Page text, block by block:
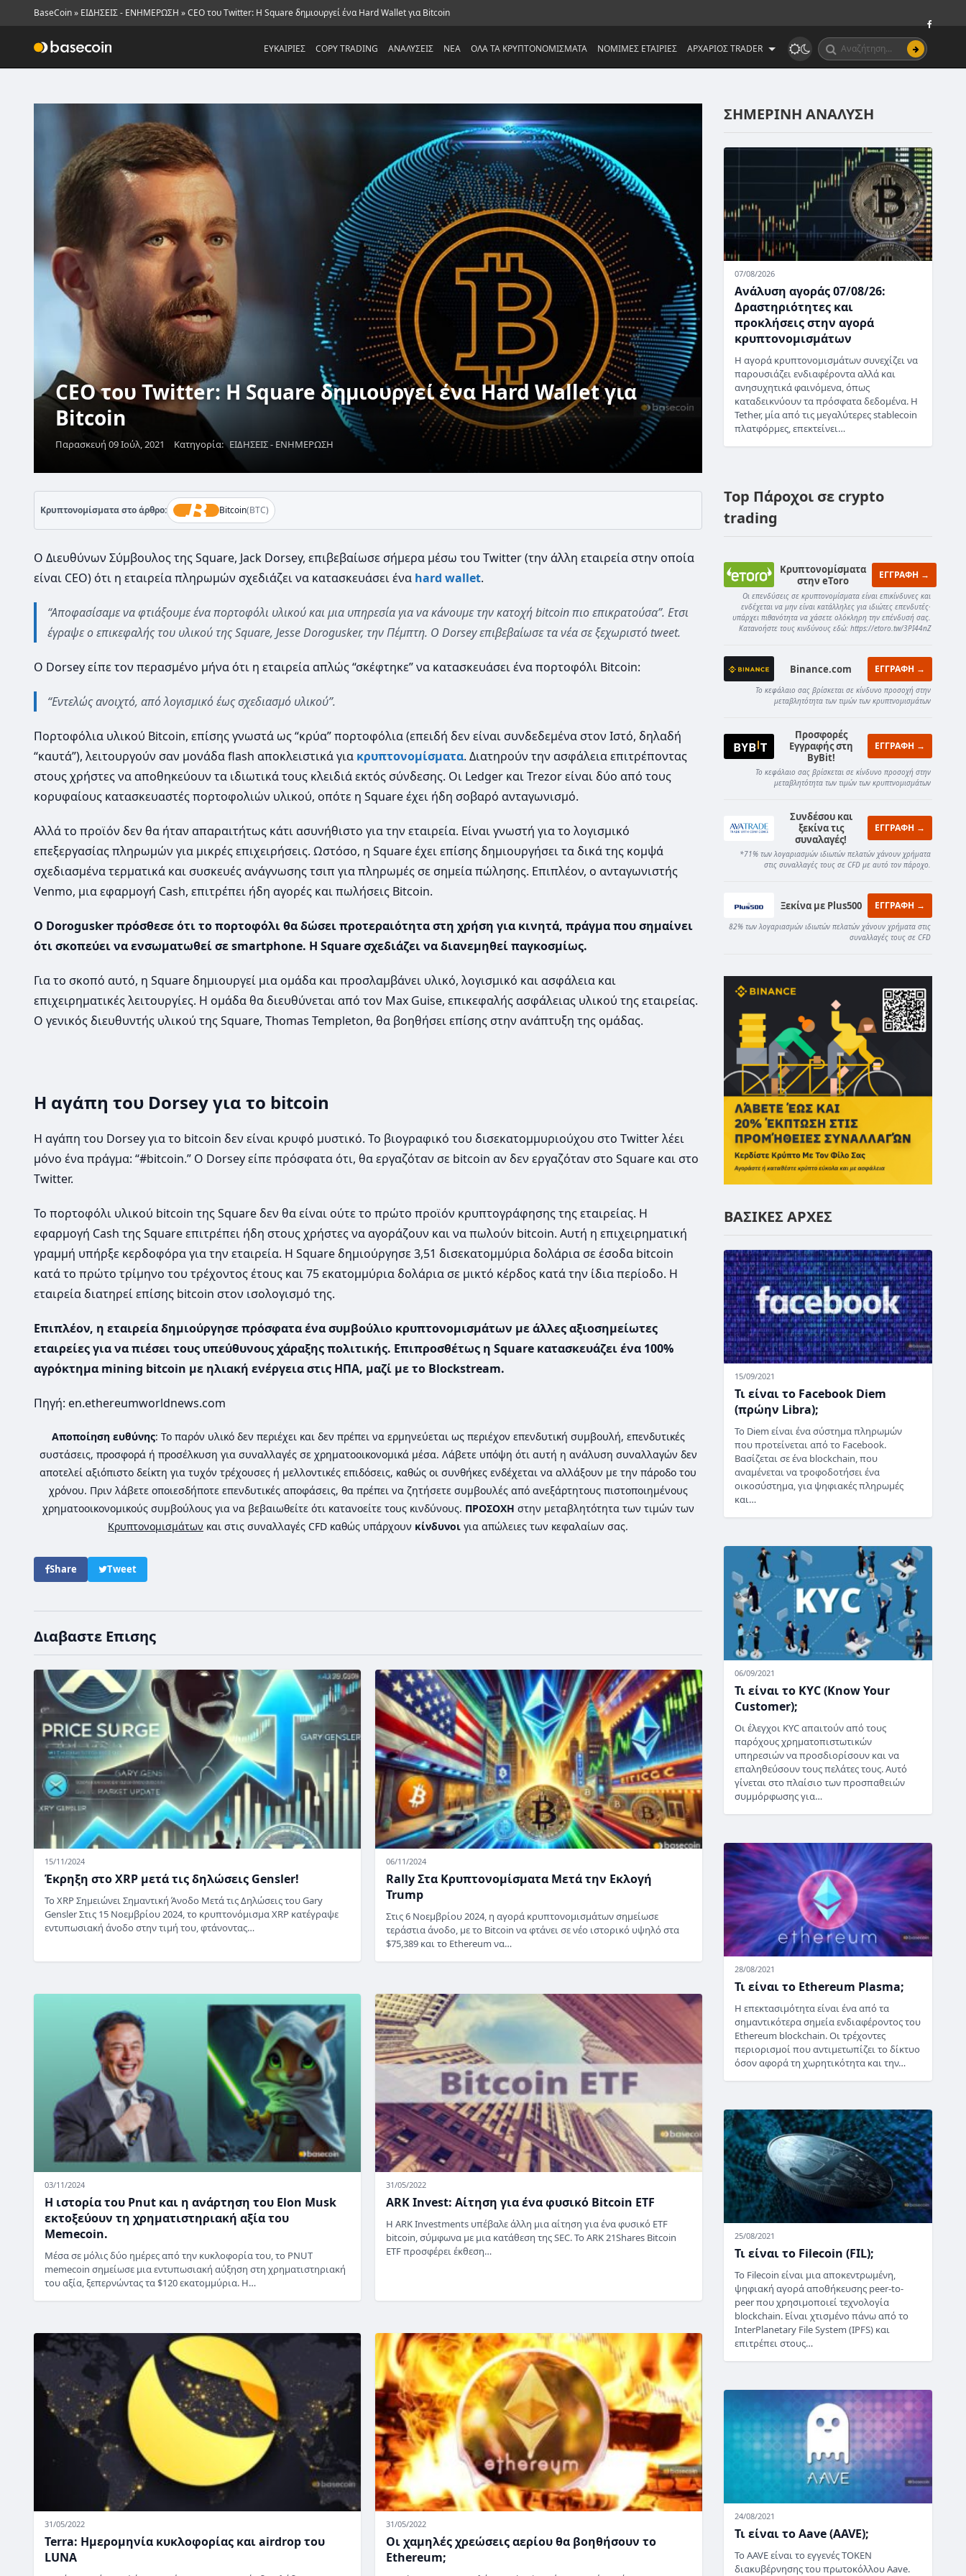
BaseCoin» ΕΙΔΗΣΕΙΣ - ΕΝΗΜΕΡΩΣΗ »CEO του Twitter: Η Square δημιουργεί ένα Hard Wallet για Bitcoin
ΕΥΚΑΙΡΙΕΣ COPY TRADING ΑΝΑΛΥΣΕΙΣ NEA ΟΛΑ ΤΑ ΚΡΥΠΤΟΝΟΜΙΣΜΑΤΑ ΝΟΜΙΜΕΣ ΕΤΑΙΡΙΕΣ ΑΡΧΑΡΙΟΣ TRADER
CEO του Twitter: Η Square δημιουργεί ένα Hard Wallet για
Bitcoin
Παρασκευή 09 Ιούλ, 2021 Κατηγορία: ΕΙΔΗΣΕΙΣ - ΕΝΗΜΕΡΩΣΗ
Κρυπτονομίσματα στο άρθρο: Bitcoin(BTC)
Ο Διευθύνων Σύμβουλος της Square, Jack Dorsey, επιβεβαίωσε σήμερα μέσω του Twitter (την άλλη εταιρεία στην οποία
είναι CEO) ότι η εταιρεία πληρωμών σχεδιάζει να κατασκευάσει ένα hard wallet.
“Αποφασίσαμε να φτιάξουμε ένα πορτοφόλι υλικού και μια υπηρεσία για να κάνουμε την κατοχή bitcoin πιο επικρατούσα”. Eτσι
έγραψε ο επικεφαλής του υλικού της Square, Jesse Dorogusker, την Πέμπτη. Ο Dorsey επιβεβαίωσε τα νέα σε ξεχωριστό tweet.
Ο Dorsey είπε τον περασμένο μήνα ότι η εταιρεία απλώς “σκέφτηκε” να κατασκευάσει ένα πορτοφόλι Bitcoin:
“Εντελώς ανοιχτό, από λογισμικό έως σχεδιασμό υλικού”.
Πορτοφόλια υλικού Bitcoin, επίσης γνωστά ως “κρύα” πορτοφόλια (επειδή δεν είναι συνδεδεμένα στον Ιστό, δηλαδή
“καυτά”), λειτουργούν σαν μονάδα flash αποκλειστικά για κρυπτονομίσματα. Διατηρούν την ασφάλεια επιτρέποντας
στους χρήστες να αποθηκεύουν τα ιδιωτικά τους κλειδιά εκτός σύνδεσης. Οι Ledger και Trezor είναι δύο από τους
κορυφαίους κατασκευαστές πορτοφολιών υλικού, οπότε η Square έχει ήδη σοβαρό ανταγωνισμό.
Αλλά το προϊόν δεν θα ήταν απαραιτήτως κάτι ασυνήθιστο για την εταιρεία. Είναι γνωστή για το λογισμικό
επεξεργασίας πληρωμών για μικρές επιχειρήσεις. Ωστόσο, η Square έχει επίσης δημιουργήσει τα δικά της κομψά
σχεδιασμένα τερματικά και συσκευές ανάγνωσης τσιπ για πληρωμές σε σημεία πώλησης. Επιπλέον, ο ανταγωνιστής
Venmo, μια εφαρμογή Cash, επιτρέπει ήδη αγορές και πωλήσεις Bitcoin.
Ο Dorogusker πρόσθεσε ότι το πορτοφόλι θα δώσει προτεραιότητα στη χρήση για κινητά, πράγμα που σημαίνει
ότι σκοπεύει να ενσωματωθεί σε smartphone. Η Square σχεδιάζει να διανεμηθεί παγκοσμίως.
Για το σκοπό αυτό, η Square δημιουργεί μια ομάδα και προσλαμβάνει υλικό, λογισμικό και ασφάλεια και
επιχειρηματικές λειτουργίες. Η ομάδα θα διευθύνεται από τον Max Guise, επικεφαλής ασφάλειας υλικού της εταιρείας.
Ο γενικός διευθυντής υλικού της Square, Thomas Templeton, θα βοηθήσει επίσης στην ανάπτυξη της ομάδας.
Η αγάπη του Dorsey για το bitcoin
Η αγάπη του Dorsey για το bitcoin δεν είναι κρυφό μυστικό. Το βιογραφικό του δισεκατομμυριούχου στο Twitter λέει
μόνο ένα πράγμα: “#bitcoin.” Ο Dorsey είπε πρόσφατα ότι, θα εργαζόταν σε bitcoin αν δεν εργαζόταν στο Square και στο
Twitter.
Το πορτοφόλι υλικού bitcoin της Square δεν θα είναι ούτε το πρώτο προϊόν κρυπτογράφησης της εταιρείας. Η
εφαρμογή Cash της Square επιτρέπει ήδη στους χρήστες να αγοράζουν και να πωλούν bitcoin. Αυτή η επιχειρηματική
γραμμή υπήρξε κερδοφόρα για την εταιρεία. Η Square δημιούργησε 3,51 δισεκατομμύρια δολάρια σε έσοδα bitcoin
κατά το πρώτο τρίμηνο του τρέχοντος έτους και 75 εκατομμύρια δολάρια σε μικτό κέρδος κατά την ίδια περίοδο. Η
εταιρεία διατηρεί επίσης bitcoin στον ισολογισμό της.
Επιπλέον, η εταιρεία δημιούργησε πρόσφατα ένα συμβούλιο κρυπτονομισμάτων με άλλες αξιοσημείωτες
εταιρείες για να πιέσει τους υπεύθυνους χάραξης πολιτικής. Επιπροσθέτως η Square κατασκευάζει ένα 100%
αγρόκτημα mining bitcoin με ηλιακή ενέργεια στις ΗΠΑ, μαζί με το Blockstream.
Πηγή: en.ethereumworldnews.com
Αποποίηση ευθύνης: Το παρόν υλικό δεν περιέχει και δεν πρέπει να ερμηνεύεται ως περιέχον επενδυτική συμβουλή, επενδυτικές
συστάσεις, προσφορά ή προσέλκυση για συναλλαγές σε χρηματοοικονομικά μέσα. Λάβετε υπόψη ότι αυτή η ανάλυση συναλλαγών δεν
αποτελεί αξιόπιστο δείκτη για τυχόν τρέχουσες ή μελλοντικές επιδόσεις, καθώς οι συνθήκες ενδέχεται να αλλάξουν με την πάροδο του
χρόνου. Πριν λάβετε οποιεσδήποτε επενδυτικές αποφάσεις, θα πρέπει να ζητήσετε συμβουλές από ανεξάρτητους πιστοποιημένους
χρηματοοικονομικούς συμβούλους για να βεβαιωθείτε ότι κατανοείτε τους κινδύνους. ΠΡΟΣΟΧΗ στην μεταβλητότητα των τιμών των
Κρυπτονομισμάτων και στις συναλλαγές CFD καθώς υπάρχουν κίνδυνοι για απώλειες των κεφαλαίων σας.
Share Tweet
Διαβαστε Επισης
15/11/2024
Έκρηξη στο XRP μετά τις δηλώσεις Gensler!
Το XRP Σημειώνει Σημαντική Άνοδο Μετά τις Δηλώσεις του Gary
Gensler Στις 15 Νοεμβρίου 2024, το κρυπτονόμισμα XRP κατέγραψε
εντυπωσιακή άνοδο στην τιμή του, φτάνοντας…
06/11/2024
Rally Στα Κρυπτονομίσματα Μετά την Εκλογή
Trump
Στις 6 Νοεμβρίου 2024, η αγορά κρυπτονομισμάτων σημείωσε
τεράστια άνοδο, με το Bitcoin να φτάνει σε νέο ιστορικό υψηλό στα
$75,389 και το Ethereum να…
03/11/2024
Η ιστορία του Pnut και η ανάρτηση του Elon Musk
εκτοξεύουν τη χρηματιστηριακή αξία του
Memecoin.
Μέσα σε μόλις δύο ημέρες από την κυκλοφορία του, το PNUT
memecoin σημείωσε μια εντυπωσιακή αύξηση στη χρηματιστηριακή
του αξία, ξεπερνώντας τα $120 εκατομμύρια. Η…
31/05/2022
ARK Invest: Αίτηση για ένα φυσικό Bitcoin ETF
Η ARK Investments υπέβαλε άλλη μια αίτηση για ένα φυσικό ETF
bitcoin, σύμφωνα με μια κατάθεση της SEC. Το ARK 21Shares Bitcoin
ETF προσφέρει έκθεση…
31/05/2022
Terra: Ημερομηνία κυκλοφορίας και airdrop του
LUNA
31/05/2022
Οι χαμηλές χρεώσεις αερίου θα βοηθήσουν το
Ethereum;
ΣΗΜΕΡΙΝΗ ΑΝΑΛΥΣΗ
07/08/2026
Ανάλυση αγοράς 07/08/26:
Δραστηριότητες και
προκλήσεις στην αγορά
κρυπτονομισμάτων
Η αγορά κρυπτονομισμάτων συνεχίζει να
παρουσιάζει ενδιαφέροντα αλλά και
ανησυχητικά φαινόμενα, όπως
καταδεικνύουν τα πρόσφατα δεδομένα. Η
Tether, μία από τις μεγαλύτερες stablecoin
πλατφόρμες, επεκτείνει…
Top Πάροχοι σε crypto
trading
Κρυπτονομίσματα
στην eToro
ΕΓΓΡΑΦΗ →
Οι επενδύσεις σε κρυπτονομίσματα είναι επικίνδυνες και
ενδέχεται να μην είναι κατάλληλες για ιδιώτες επενδυτές·
υπάρχει πιθανότητα να χάσετε ολόκληρη την επένδυσή σας.
Κατανοήστε τους κινδύνους εδώ: https://etoro.tw/3PI44nZ
Binance.com ΕΓΓΡΑΦΗ →
Το κεφάλαιο σας βρίσκεται σε κίνδυνο προσοχή στην
μεταβλητότητα των τιμών των κρυπτνομισμάτων
Προσφορές
Εγγραφής στη
ByBit!
ΕΓΓΡΑΦΗ →
Το κεφάλαιο σας βρίσκεται σε κίνδυνο προσοχή στην
μεταβλητότητα των τιμών των κρυπτνομισμάτων
Συνδέσου και
ξεκίνα τις
συναλαγές!
ΕΓΓΡΑΦΗ →
*71% των λογαριασμών ιδιωτών πελατών χάνουν χρήματα
στις συναλλαγές τους σε CFD με αυτό τον πάροχο.
Ξεκίνα με Plus500 ΕΓΓΡΑΦΗ →
82% των λογαριασμών ιδιωτών πελατών χάνουν χρήματα στις
συναλλαγές τους σε CFD
ΒΑΣΙΚΕΣ ΑΡΧΕΣ
15/09/2021
Τι είναι το Facebook Diem
(πρώην Libra);
Το Diem είναι ένα σύστημα πληρωμών
που προτείνεται από το Facebook.
Βασίζεται σε ένα blockchain, που
αναμένεται να τροφοδοτήσει ένα
οικοσύστημα, για ψηφιακές πληρωμές
και…
06/09/2021
Τι είναι το KYC (Know Your
Customer);
Οι έλεγχοι KYC απαιτούν από τους
παρόχους χρηματοπιστωτικών
υπηρεσιών να προσδιορίσουν και να
επαληθεύσουν τους πελάτες τους. Αυτό
γίνεται στο πλαίσιο των προσπαθειών
συμμόρφωσης για…
28/08/2021
Τι είναι το Ethereum Plasma;
Η επεκτασιμότητα είναι ένα από τα
σημαντικότερα σημεία ενδιαφέροντος του
Ethereum blockchain. Οι τρέχοντες
περιορισμοί που αντιμετωπίζει το δίκτυο
όσον αφορά τη χωρητικότητα και την…
25/08/2021
Τι είναι το Filecoin (FIL);
Το Filecoin είναι μια αποκεντρωμένη,
ψηφιακή αγορά αποθήκευσης peer-to-
peer που χρησιμοποιεί τεχνολογία
blockchain. Είναι χτισμένο πάνω από το
InterPlanetary File System (IPFS) και
επιτρέπει στους…
24/08/2021
Τι είναι το Aave (AAVE);
Το AAVE είναι το εγγενές TOKEN
διακυβέρνησης του πρωτοκόλλου Aave.